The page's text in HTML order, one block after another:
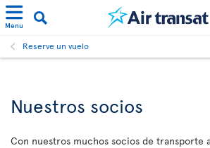
Menu
Reserve un vuelo
Nuestros socios
Con nuestros muchos socios de transporte